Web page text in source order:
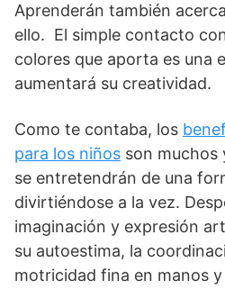
Aprenderán también
ello. El simple contacto
colores que aporta es una
aumentará su creatividad.
Como te contaba, los
para los niños son muchos
se entretendrán de una
divirtiéndose a la vez.
imaginación y expresión
su autoestima, la
motricidad fina en manos